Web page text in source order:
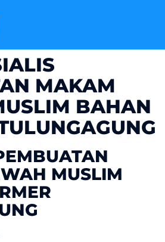
MAKAM
BAHAN
MUSLIM